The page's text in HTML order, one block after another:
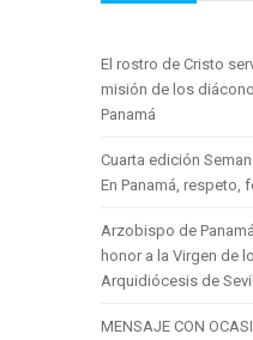
El rostro de Cristo
misión de los
Panamá
Cuarta edición
En Panamá, respeto,
Arzobispo de
honor a la Virgen de
Arquidiócesis de
MENSAJE CON